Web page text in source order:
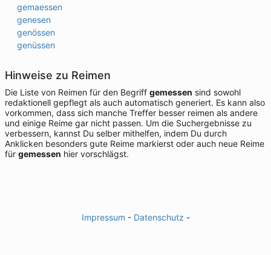
gemaessen
genesen
genössen
genüssen
Hinweise zu Reimen
Die Liste von Reimen für den Begriff gemessen sind sowohl
redaktionell gepflegt als auch automatisch generiert. Es kann also
vorkommen, dass sich manche Treffer besser reimen als andere
und einige Reime gar nicht passen. Um die Suchergebnisse zu
verbessern, kannst Du selber mithelfen, indem Du durch
Anklicken besonders gute Reime markierst oder auch neue Reime
für gemessen hier vorschlägst.
Impressum - Datenschutz -